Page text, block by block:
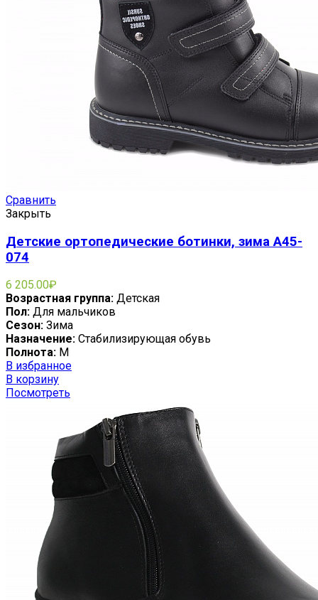
Сравнить
Закрыть
Детские ортопедические ботинки, зима A45-
074
6 205.00₽
Возрастная группа: Детская
Пол: Для мальчиков
Сезон: Зима
Назначение: Стабилизирующая обувь
Полнота: M
В избранное
В корзину
Посмотреть